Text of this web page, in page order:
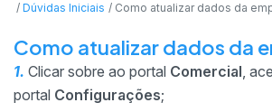
Dúvidas Iniciais
Como atualizar dados da
Como atualizar dados da
1. Clicar sobre ao portal Comercial,
portal Configurações;